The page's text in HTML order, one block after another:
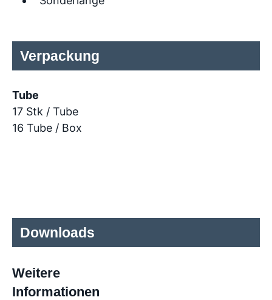
Verpackung
Tube
17 Stk / Tube
16 Tube / Box
Downloads
Weitere
Informationen